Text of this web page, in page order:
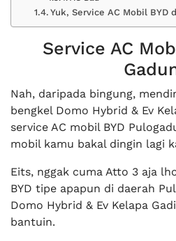
Yuk, Service AC Mobil BYD
Service AC
Nah, daripada bingung,
bengkel Domo Hybrid & Ev
service AC mobil BYD
mobil kamu bakal dingin lagi
Eits, nggak cuma Atto 3 aja
BYD tipe apapun di daerah
Domo Hybrid & Ev Kelapa
bantuin.